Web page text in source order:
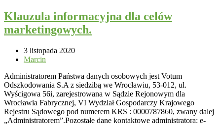
Klauzula informacyjna dla celów
marketingowych.
3 listopada 2020
Marcin
Administratorem Państwa danych osobowych jest Votum
Odszkodowania S.A z siedzibą we Wrocławiu, 53-012, ul.
Wyścigowa 56i, zarejestrowana w Sądzie Rejonowym dla
Wrocławia Fabrycznej, VI Wydział Gospodarczy Krajowego
Rejestru Sądowego pod numerem KRS : 0000787860, zwany dalej
„Administratorem”.Pozostałe dane kontaktowe administratora: e-